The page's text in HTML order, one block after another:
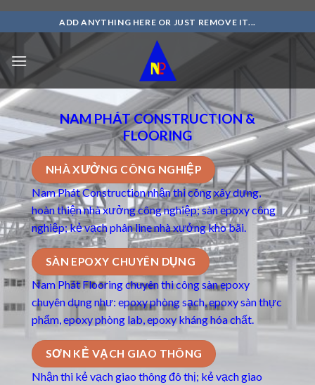
Skip
ADD ANYTHING HERE OR JUST REMOVE IT...
NAM PHÁT CONSTRUCTION &
FLOORING
NHÀ XƯỞNG CÔNG NGHIỆP
Nam Phát Construction nhận thi công xây dựng,
hoàn thiện nhà xưởng công nghiệp; sàn epoxy công
nghiệp; kẻ vạch phân line nhà xưởng kho bãi.
SÀN EPOXY CHUYÊN DỤNG
Nam Phát Flooring chuyên thi côngsàn epoxy
chuyên dụngnhư: epoxy phòng sạch, epoxy sàn thực
phẩm, epoxy phòng lab, epoxy kháng hóa chất.
SƠN KẺ VẠCH GIAO THÔNG
Nhận thi kẻ vạch giao thông đô thị; kẻ vạch giao